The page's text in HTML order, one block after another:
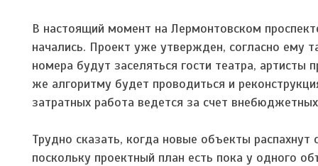
В настоящий момент на Лермонтовском
начались. Проект уже утвержден, согласно ему
номера будут заселяться гости театра,
же алгоритму будет проводиться и
затратных работа ведется за счет
Трудно сказать, когда новые объекты
поскольку проектный план есть пока у одного